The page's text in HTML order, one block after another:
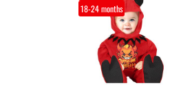
18-24 months